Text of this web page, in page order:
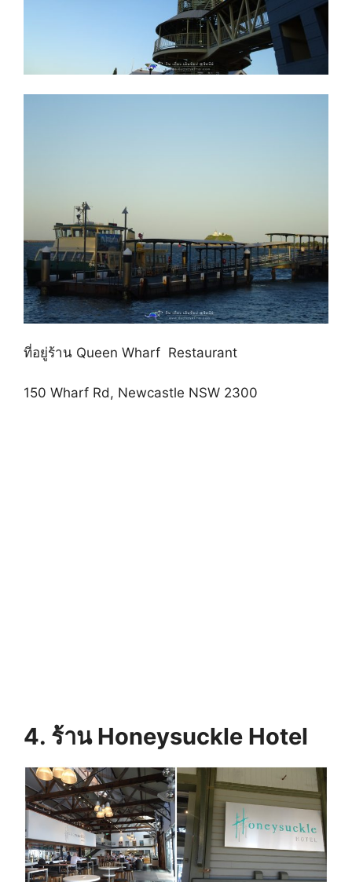
ที่อยู่ร้าน Queen Wharf Restaurant
150 Wharf Rd, Newcastle NSW 2300
4. ร้าน Honeysuckle Hotel